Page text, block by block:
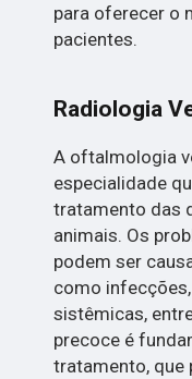
para oferecer o
pacientes.
Radiologia
A oftalmologia
especialidade
tratamento das
animais. Os
podem ser
como
sistêmicas,
precoce é
tratamento, que